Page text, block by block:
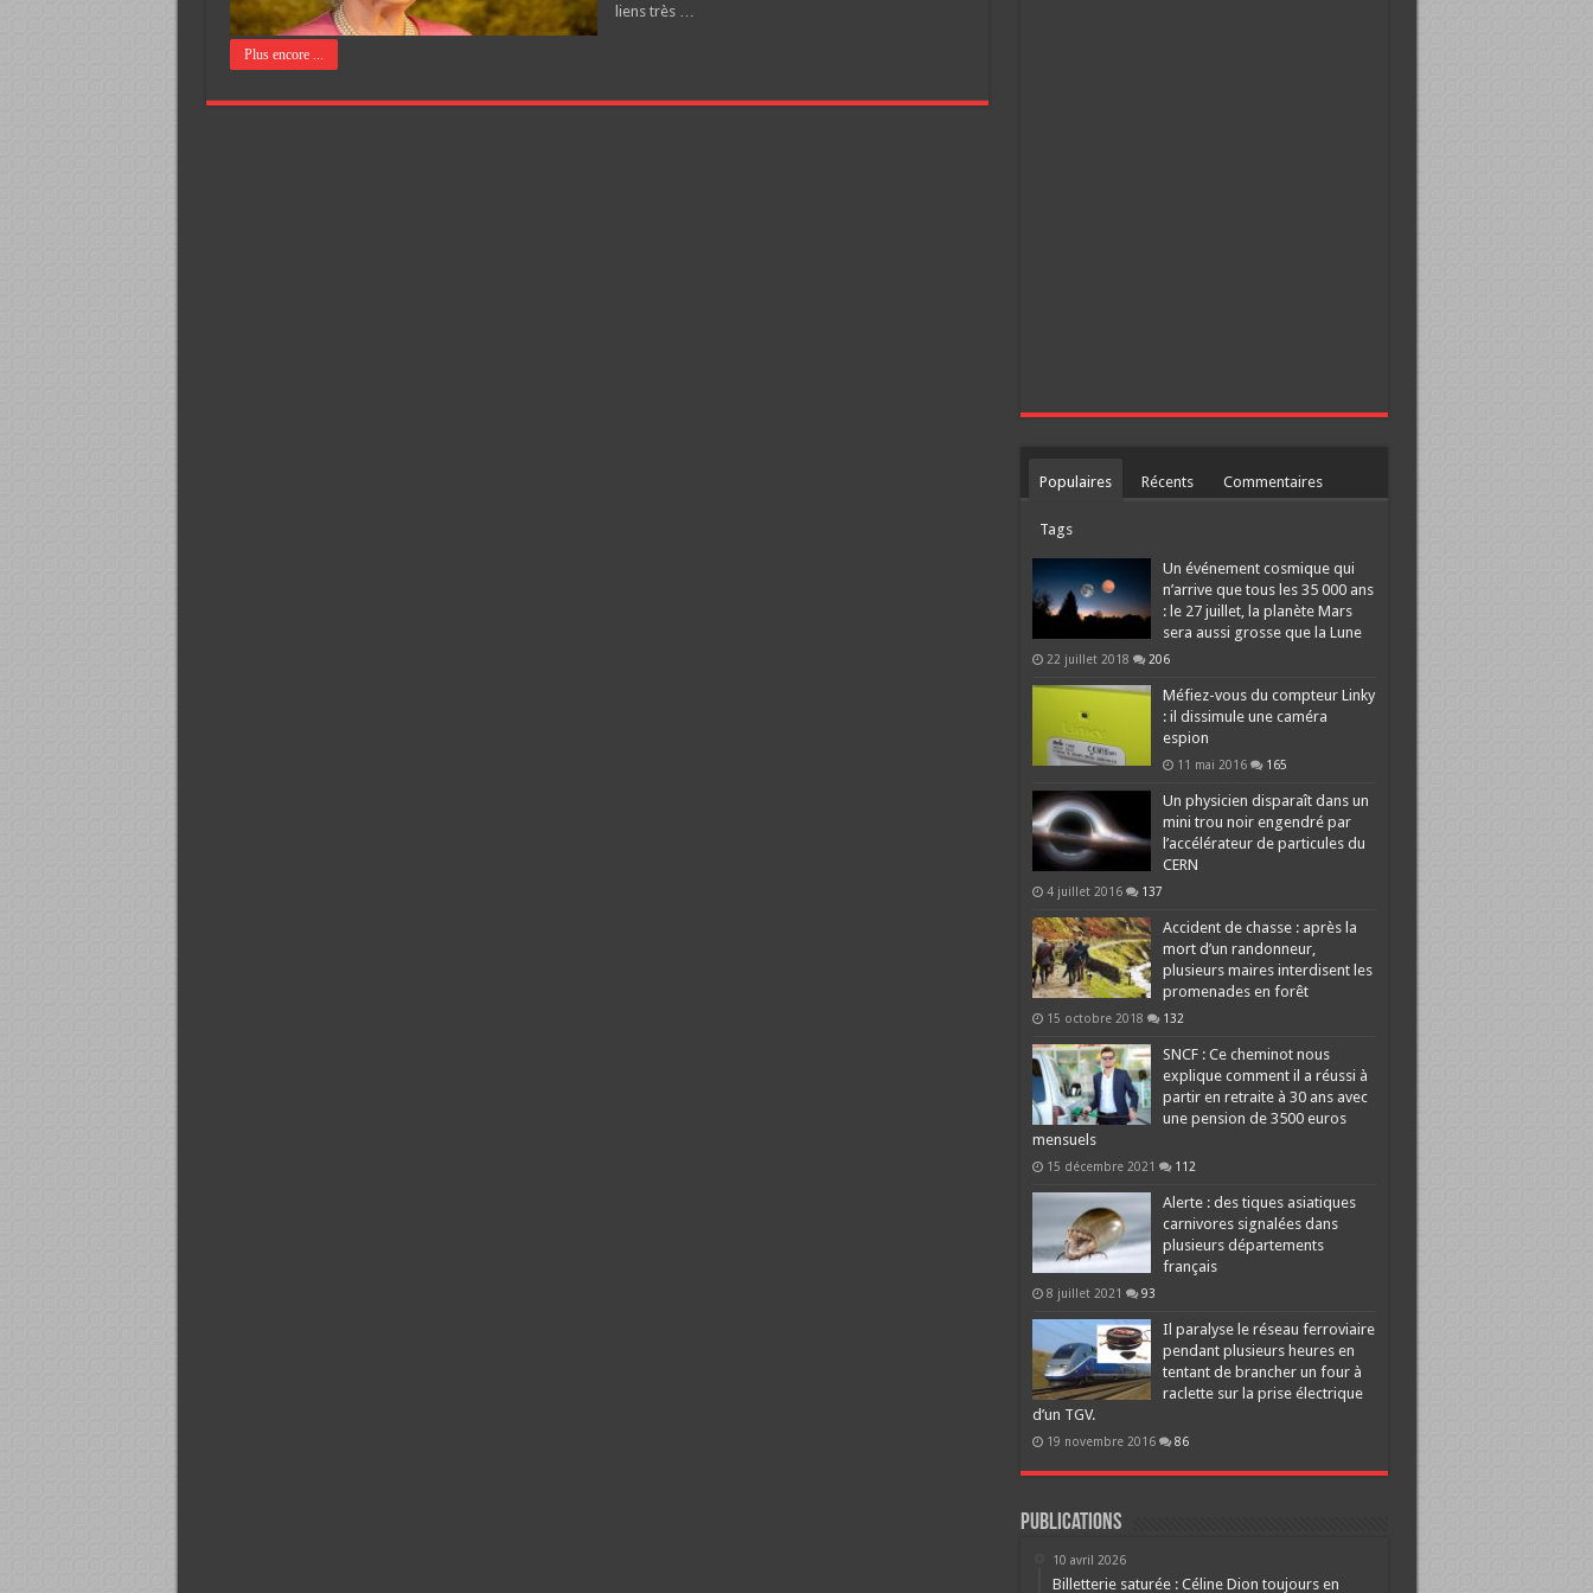
liens très …
Plus encore ...
Populaires Récents Commentaires
Tags
Un événement cosmique qui
n’arrive que tous les 35 000 ans
: le 27 juillet, la planète Mars
sera aussi grosse que la Lune
22 juillet 2018 206
Méfiez-vous du compteur Linky
: il dissimule une caméra
espion
11 mai 2016 165
Un physicien disparaît dans un
mini trou noir engendré par
l’accélérateur de particules du
CERN
4 juillet 2016 137
Accident de chasse : après la
mort d’un randonneur,
plusieurs maires interdisent les
promenades en forêt
15 octobre 2018 132
SNCF : Ce cheminot nous
explique comment il a réussi à
partir en retraite à 30 ans avec
une pension de 3500 euros
mensuels
15 décembre 2021 112
Alerte : des tiques asiatiques
carnivores signalées dans
plusieurs départements
français
8 juillet 2021 93
Il paralyse le réseau ferroviaire
pendant plusieurs heures en
tentant de brancher un four à
raclette sur la prise électrique
d’un TGV.
19 novembre 2016 86
Publications
10 avril 2026
Billetterie saturée : Céline Dion toujours en